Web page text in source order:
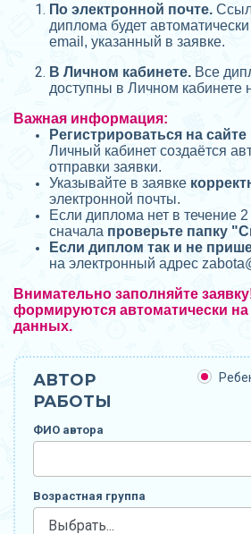
По электронной почте.
диплома будет
email, указанный в заявке.
В Личном кабинете. Все
доступны в Личном кабинете
Важная информация:
Регистрироваться на
Личный кабинет создаётся
отправки заявки.
Указывайте в заявке
электронной почты.
Если диплома нет в течение
сначала проверьте папку
Если диплом так и не
на электронный адрес
Внимательно заполняйте
формируются автоматически
данных.
АВТОР
РАБОТЫ
ФИО автора
Возрастная группа